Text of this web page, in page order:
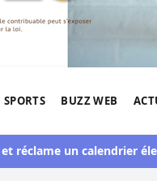
SPORTS BUZZ WEB
un calendrier